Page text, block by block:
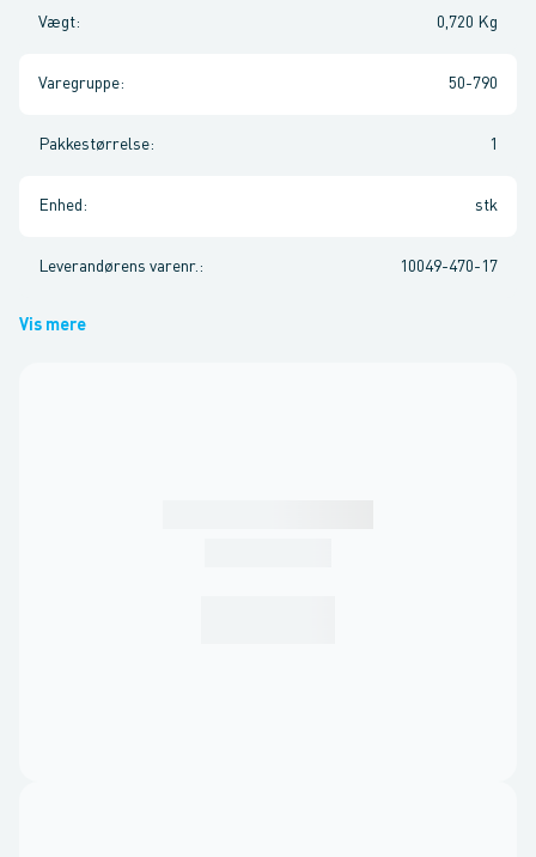
Vægt: 0,720 Kg
Varegruppe: 50-790
Pakkestørrelse: 1
Enhed : stk
Leverandørens varenr. : 10049-470-17
Vis mere